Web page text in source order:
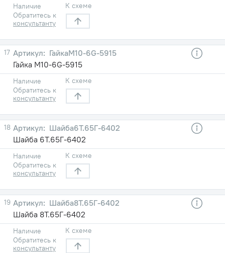
Наличие
Обратитесь к
консультанту
К схеме
17
ГайкаМ10-6G-5915
Гайка М10-6G-5915
Наличие
Обратитесь к
консультанту
К схеме
18
Шайба6Т.65Г-6402
Шайба 6Т.65Г-6402
Наличие
Обратитесь к
консультанту
К схеме
19
Шайба8Т.65Г-6402
Шайба 8Т.65Г-6402
Наличие
Обратитесь к
консультанту
К схеме